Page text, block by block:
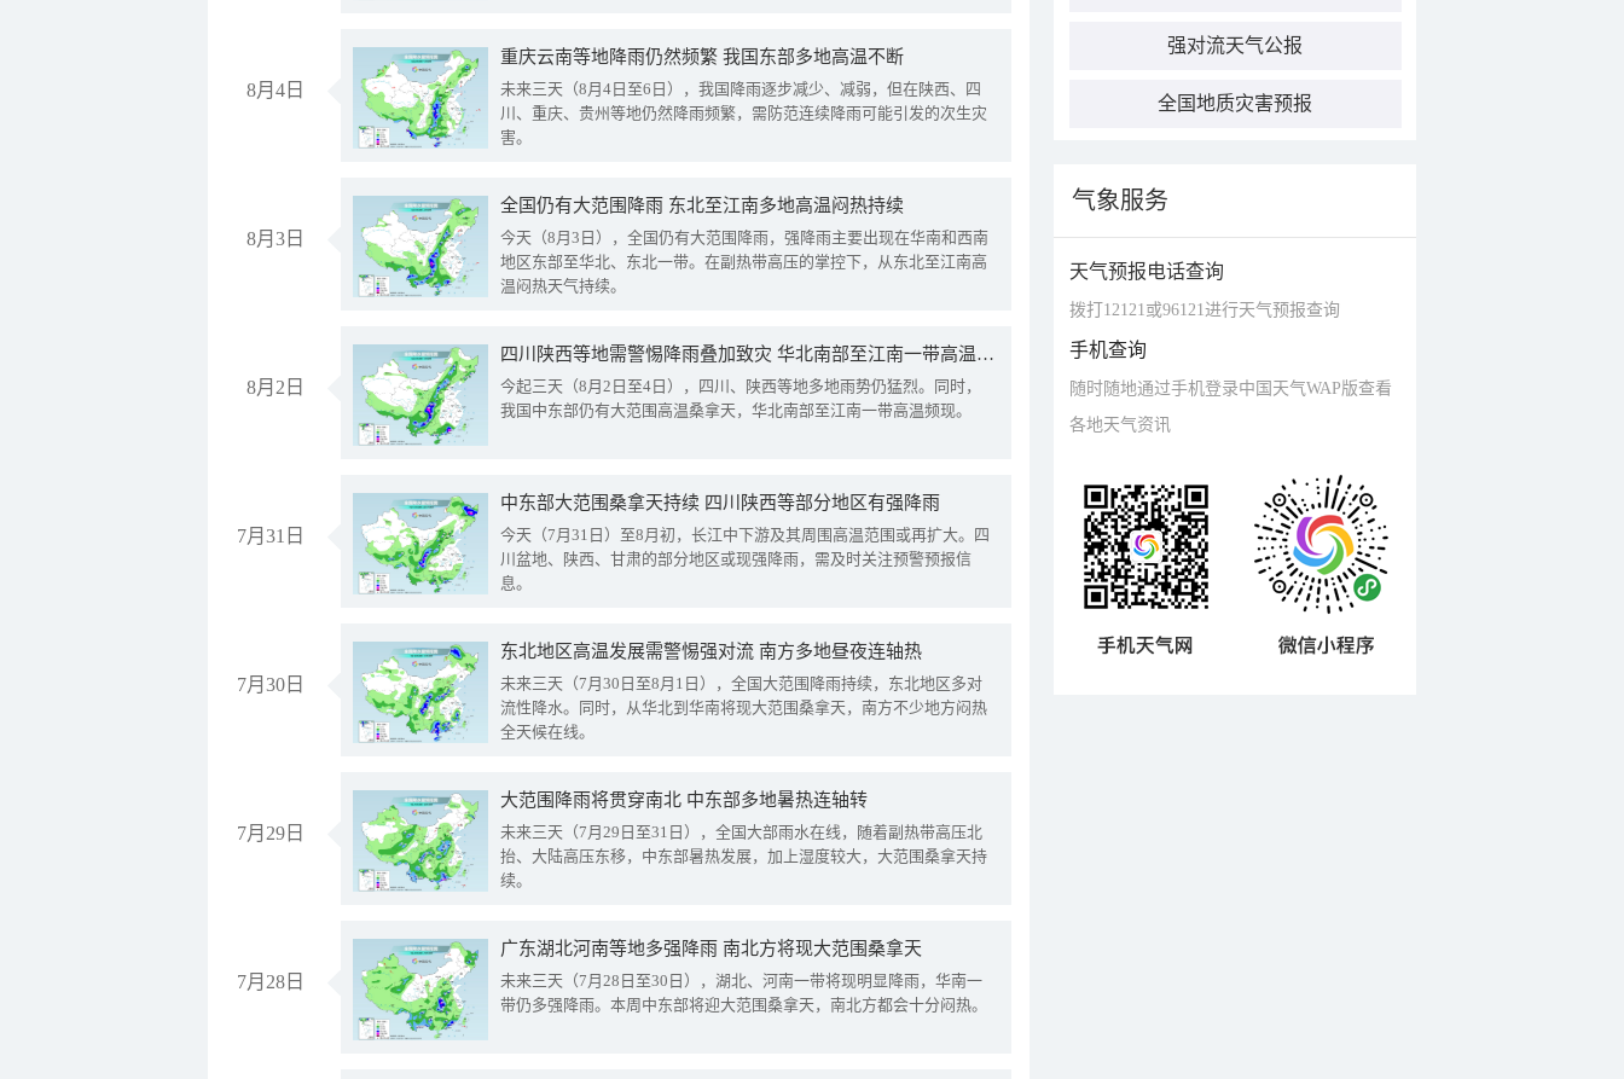
8月4日
重庆云南等地降雨仍然频繁 我国东部多地高温不断
未来三天（8月4日至6日），我国降雨逐步减少、减弱，但在陕西、四
川、重庆、贵州等地仍然降雨频繁，需防范连续降雨可能引发的次生灾
害。
8月3日
全国仍有大范围降雨 东北至江南多地高温闷热持续
今天（8月3日），全国仍有大范围降雨，强降雨主要出现在华南和西南
地区东部至华北、东北一带。在副热带高压的掌控下，从东北至江南高
温闷热天气持续。
8月2日
四川陕西等地需警惕降雨叠加致灾 华北南部至江南一带高温频现
今起三天（8月2日至4日），四川、陕西等地多地雨势仍猛烈。同时，
我国中东部仍有大范围高温桑拿天，华北南部至江南一带高温频现。
7月31日
中东部大范围桑拿天持续 四川陕西等部分地区有强降雨
今天（7月31日）至8月初，长江中下游及其周围高温范围或再扩大。四
川盆地、陕西、甘肃的部分地区或现强降雨，需及时关注预警预报信
息。
7月30日
东北地区高温发展需警惕强对流 南方多地昼夜连轴热
未来三天（7月30日至8月1日），全国大范围降雨持续，东北地区多对
流性降水。同时，从华北到华南将现大范围桑拿天，南方不少地方闷热
全天候在线。
7月29日
大范围降雨将贯穿南北 中东部多地暑热连轴转
未来三天（7月29日至31日），全国大部雨水在线，随着副热带高压北
抬、大陆高压东移，中东部暑热发展，加上湿度较大，大范围桑拿天持
续。
7月28日
广东湖北河南等地多强降雨 南北方将现大范围桑拿天
未来三天（7月28日至30日），湖北、河南一带将现明显降雨，华南一
带仍多强降雨。本周中东部将迎大范围桑拿天，南北方都会十分闷热。
强对流天气公报
全国地质灾害预报
气象服务
天气预报电话查询
拨打12121或96121进行天气预报查询
手机查询
随时随地通过手机登录中国天气WAP版查看
各地天气资讯